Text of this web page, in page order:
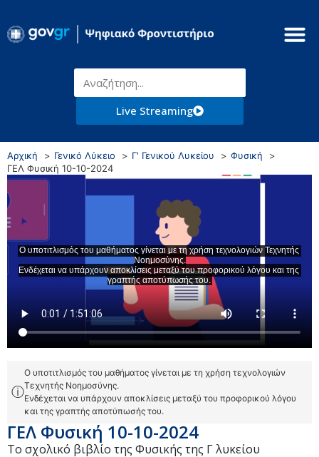
Live Streaming
Αρχική Γενικό Λύκειο Γ' Γενικού Λυκείου
Φυσική
ΓΕΛ Φυσική 10-10-2024
ⓘ
Ο υποτιτλισμός του μαθήματος γίνεται με τη χρήση τεχνολογιών
Τεχνητής Νοημοσύνης.
Ενδέχεται να υπάρχουν αποκλίσεις μεταξύ του προφορικού λόγου
και της γραπτής αποτύπωσής του.
ΓΕΛ Φυσική 10-10-2024
Το σχολικό βιβλίο της Φυσικής της Γ λυκείου